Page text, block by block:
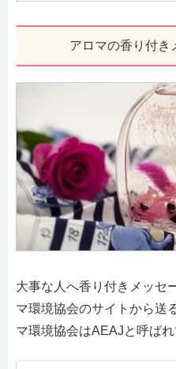
アロマの香り付き
大事な人へ香り付きメッセ
マ環境協会のサイトから送
マ環境協会はAEAJと呼ばれ